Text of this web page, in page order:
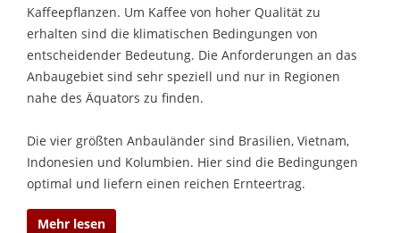
Kaffeepflanzen. Um Kaffee von hoher Qualität zu
erhalten sind die klimatischen Bedingungen von
entscheidender Bedeutung. Die Anforderungen an das
Anbaugebiet sind sehr speziell und nur in Regionen
nahe des Äquators zu finden.
Die vier größten Anbauländer sind Brasilien, Vietnam,
Indonesien und Kolumbien. Hier sind die Bedingungen
optimal und liefern einen reichen Ernteertrag.
Mehr lesen